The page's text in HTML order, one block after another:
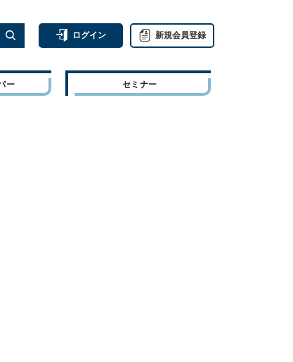
ログイン 新規会員登録
ー セミナー